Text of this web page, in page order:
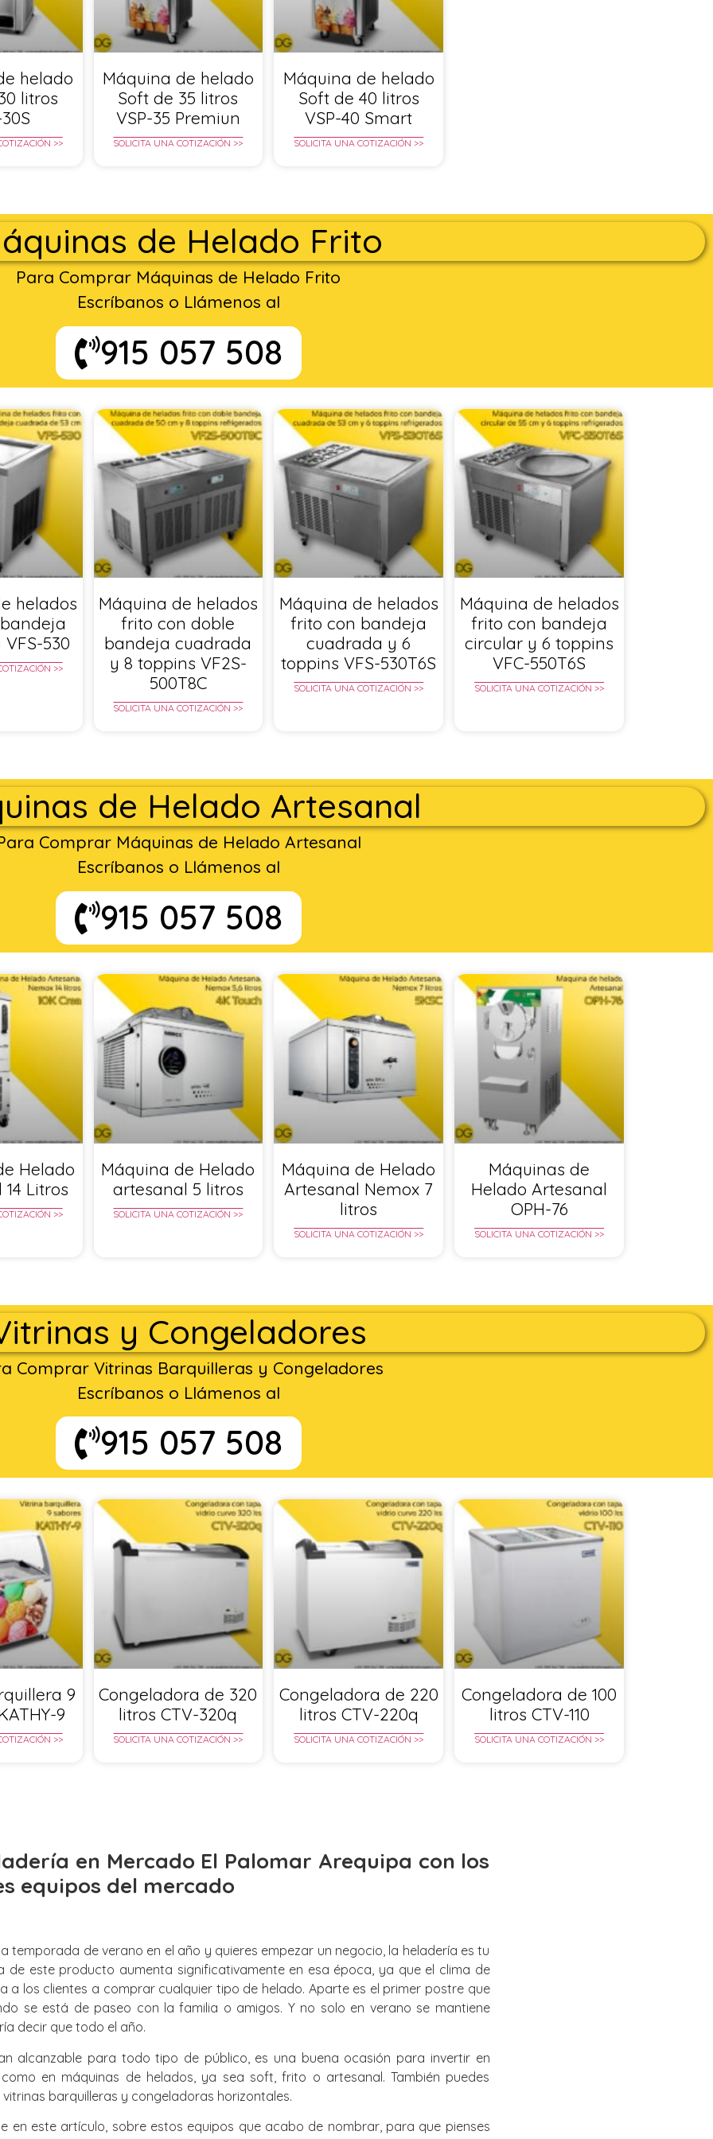
helado
litros
>>
Máquina de helado
Soft de 35 litros
VSP-35 Premiun
SOLICITA UNA COTIZACIÓN >>
Máquina de helado
Soft de 40 litros
VSP-40 Smart
SOLICITA UNA COTIZACIÓN >>
de Helado Frito
Para Comprar Máquinas de Helado Frito
Escríbanos o Llámenos al
915 057 508
helados
530
>>
Máquina de helados
frito con doble
bandeja cuadrada
y 8 toppins VF2S-
500T8C
SOLICITA UNA COTIZACIÓN >>
Máquina de helados
frito con bandeja
cuadrada y 6
toppins VFS-530T6S
SOLICITA UNA COTIZACIÓN >>
Máquina de helados
frito con bandeja
circular y 6 toppins
VFC-550T6S
SOLICITA UNA COTIZACIÓN >>
de Helado Artesanal
Comprar Máquinas de Helado Artesanal
Escríbanos o Llámenos al
915 057 508
Helado
Litros
>>
Máquina de Helado
artesanal 5 litros
SOLICITA UNA COTIZACIÓN >>
Máquina de Helado
Artesanal Nemox 7
litros
SOLICITA UNA COTIZACIÓN >>
Máquinas de
Helado Artesanal
OPH-76
SOLICITA UNA COTIZACIÓN >>
y Congeladores
Comprar Vitrinas Barquilleras y Congeladores
Escríbanos o Llámenos al
915 057 508
9
9
>>
Congeladora de 320
litros CTV-320q
SOLICITA UNA COTIZACIÓN >>
Congeladora de 220
litros CTV-220q
SOLICITA UNA COTIZACIÓN >>
Congeladora de 100
litros CTV-110
SOLICITA UNA COTIZACIÓN >>
en Mercado El Palomar Arequipa con los
equipos del mercado
temporada de verano en el año y quieres empezar un negocio, la heladería es tu
de este producto aumenta significativamente en esa época, ya que el clima de
a los clientes a comprar cualquier tipo de helado. Aparte es el primer postre que
se está de paseo con la familia o amigos. Y no solo en verano se mantiene
decir que todo el año.
alcanzable para todo tipo de público, es una buena ocasión para invertir en
en máquinas de helados, ya sea soft, frito o artesanal. También puedes
barquilleras y congeladoras horizontales.
en este artículo, sobre estos equipos que acabo de nombrar, para que pienses